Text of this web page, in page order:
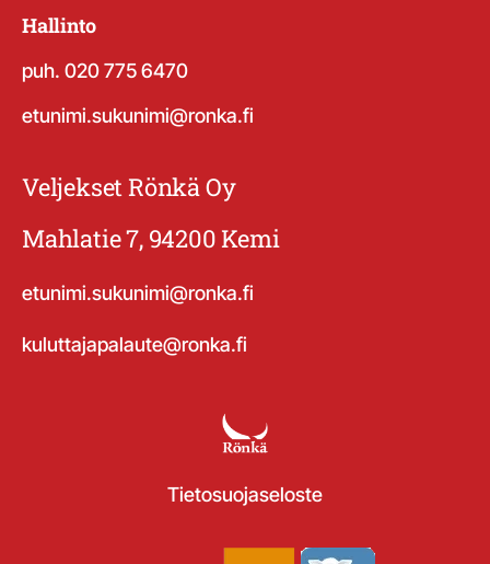
Hallinto
puh. 020 775 6470
etunimi.sukunimi@ronka.fi
Veljekset Rönkä Oy
Mahlatie 7, 94200 Kemi
etunimi.sukunimi@ronka.fi
kuluttajapalaute@ronka.fi
Tietosuojaseloste